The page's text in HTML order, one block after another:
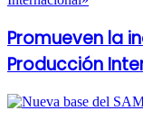
Promueven la
Producción